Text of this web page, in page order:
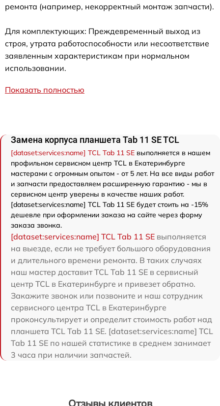
ремонта (например, некорректный монтаж запчасти).
Для комплектующих: Преждевременный выход из
строя, утрата работоспособности или несоответствие
заявленным характеристикам при нормальном
использовании.
Показать полностью
Замена корпуса планшета Tab 11 SE TCL
[dataset:services:name] TCL Tab 11 SE выполняется в нашем
профильном сервисном центр TCL в Екатеринбурге
мастерами с огромным опытом - от 5 лет. На все виды работ
и запчасти предоставляем расширенную гарантию - мы в
сервисном центр уверены в качестве наших работ.
[dataset:services:name] TCL Tab 11 SE будет стоить на -15%
дешевле при оформлении заказа на сайте через форму
заказа звонка.
[dataset:services:name] TCL Tab 11 SE выполняется
на выезде, если не требует большого оборудования
и длительного времени ремонта. В таких случаях
наш мастер доставит TCL Tab 11 SE в сервисный
центр TCL в Екатеринбурге и привезет обратно.
Закажите звонок или позвоните и наш сотрудник
сервисного центра TCL в Екатеринбурге
проконсультирует и определит стоимость работ над
планшета TCL Tab 11 SE. [dataset:services:name] TCL
Tab 11 SE по нашей статистике в среднем занимает
3 часа при наличии запчастей.
Отзывы клиентов